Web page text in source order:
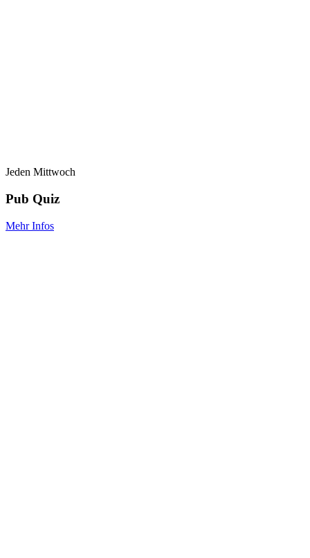
Jeden Mittwoch
Pub Quiz
Mehr Infos